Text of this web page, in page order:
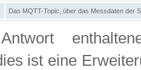
Das MQTT-Topic, über das Messdaten der
ist eine